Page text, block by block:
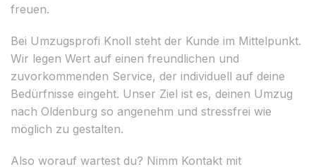
freuen.
Bei Umzugsprofi Knoll steht der Kunde im Mittelpunkt.
Wir legen Wert auf einen freundlichen und
zuvorkommenden Service, der individuell auf deine
Bedürfnisse eingeht. Unser Ziel ist es, deinen Umzug
nach Oldenburg so angenehm und stressfrei wie
möglich zu gestalten.
Also worauf wartest du? Nimm Kontakt mit